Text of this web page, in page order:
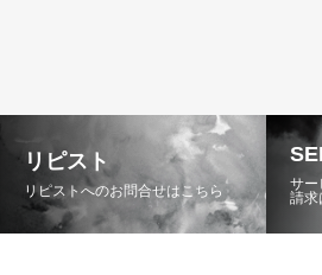
リピスト
リピストへのお問合せはこちら
サー
請求